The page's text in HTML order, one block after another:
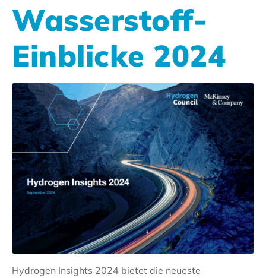
Wasserstoff-
Einblicke 2024
Hydrogen Insights 2024 bietet die neueste